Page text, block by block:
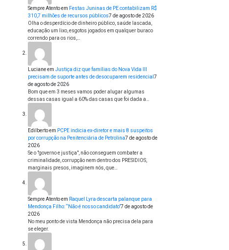
Sempre Atentoem Festas Juninas de PE contabilizam R$
310,7 milhões de recursos públicos7 de agosto de 2026
Olha o desperdício de dinheiro público, saúde lascada,
educação um lixo, esgotos jogados em qualquer buraco
correndo para os rios,…
Lucianeem Justiça diz que famílias do Nova Vida III
precisam de suporte antes de desocuparem residencial 7
de agosto de 2026
Bom que em 3 meses vamos poder alugar algumas
dessas casas igual a 60% das casas que foi dada a…
Edilbertoem PCPE indicia ex-diretor e mais 8 suspeitos
por corrupção na Penitenciária de Petrolina7 de agosto de
2026
Se o "governo e justiça", não conseguem combater a
criminalidade, corrupção nem dentro dos PRESIDIOS,
marginais presos, imaginem nós, que…
Sempre Atentoem Raquel Lyra descarta palanque para
Mendonça Filho: “Não é nosso candidato”7 de agosto de
2026
No meu ponto de vista Mendonça não precisa dela para
se eleger.